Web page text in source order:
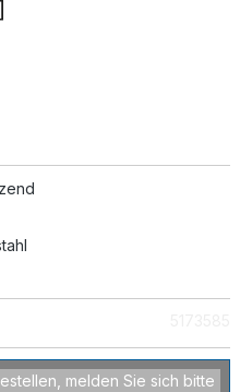
melden Sie sich bitte